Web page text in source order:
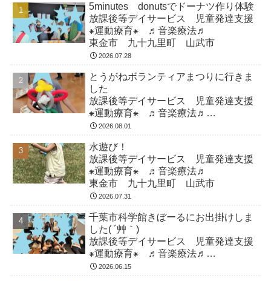
5minutes donutsでドーナツ作り体験
放課後等デイサービス 児童発達支援
⁕運動療育⁕ ♬音楽療法♬
東金市 九十九里町 山武市
2026.07.28
とうがねボランティアまつりに行きま
した
放課後等デイサービス 児童発達支援
⁕運動療育⁕ ♬音楽療法♬
東金市 九十九里町 山武市
2026.08.01
水遊び！
放課後等デイサービス 児童発達支援
⁕運動療育⁕ ♬音楽療法♬
東金市 九十九里町 山武市
2026.07.31
千葉市科学館きぼーるにお出掛けしま
した( ´艸｀)
放課後等デイサービス 児童発達支援
⁕運動療育⁕ ♬音楽療法♬
東金市 九十九里町 山武市
2026.06.15